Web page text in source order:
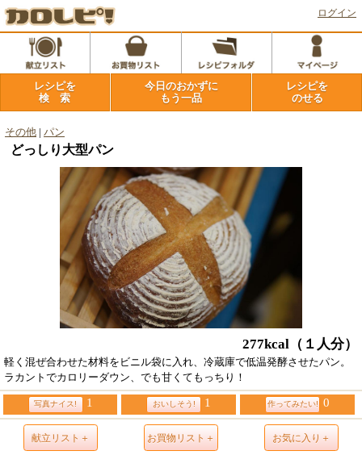
ログイン
レシピを
検 索
今日のおかずに
もう一品
レシピを
のせる
その他 パン
どっしり大型パン
277kcal （１人分）
軽く混ぜ合わせた材料をビニル袋に入れ、冷蔵庫で低温発酵させたパン。
ラカントでカロリーダウン、でも甘くてもっちり！
写真ナイス! 1 おいしそう! 1 作ってみたい! 0
献立リスト＋ お買物リスト＋ お気に入り＋